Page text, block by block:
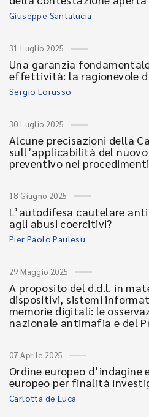
Giuseppe Santalucia
31 Luglio 2025
Una garanzia
effettività: la ragionevole
Sergio Lorusso
30 Luglio 2025
Alcune precisazioni della
sull’applicabilità del
preventivo nei
18 Giugno 2025
L’autodifesa cautelare
agli abusi coercitivi?
Pier Paolo Paulesu
29 Maggio 2025
A proposito del d.d.l. in
dispositivi, sistemi
memorie digitali: le
nazionale antimafia e del
07 Aprile 2025
Ordine europeo d’indagine
europeo per finalità
Carlotta de Luca